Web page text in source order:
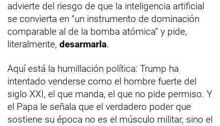
advierte del riesgo de que la inteligencia artificial
se convierta en “un instrumento de dominación
comparable al de la bomba atómica” y pide,
literalmente, desarmarla.
Aquí está la humillación política: Trump ha
intentado venderse como el hombre fuerte del
siglo XXI, el que manda, el que no pide permiso. Y
el Papa le señala que el verdadero poder que
sostiene su época no es el músculo militar, sino el